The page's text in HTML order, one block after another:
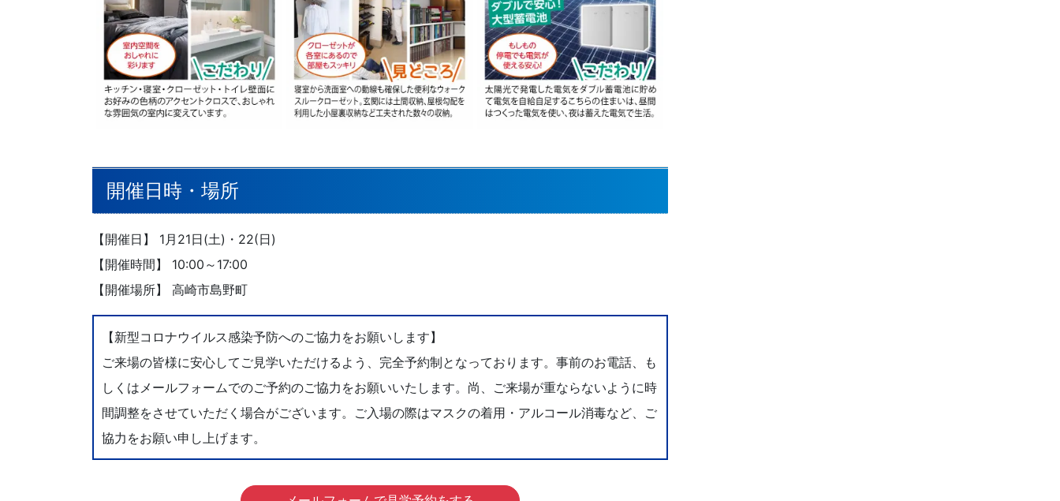
開催日時・場所
【開催日】 1月21日(土)・22(日)
【開催時間】 10:00～17:00
【開催場所】 高崎市島野町
【新型コロナウイルス感染予防へのご協力をお願いします】
ご来場の皆様に安心してご見学いただけるよう、完全予約制となっております。事前のお電話、も
しくはメールフォームでのご予約のご協力をお願いいたします。尚、ご来場が重ならないように時
間調整をさせていただく場合がございます。ご入場の際はマスクの着用・アルコール消毒など、ご
協力をお願い申し上げます。